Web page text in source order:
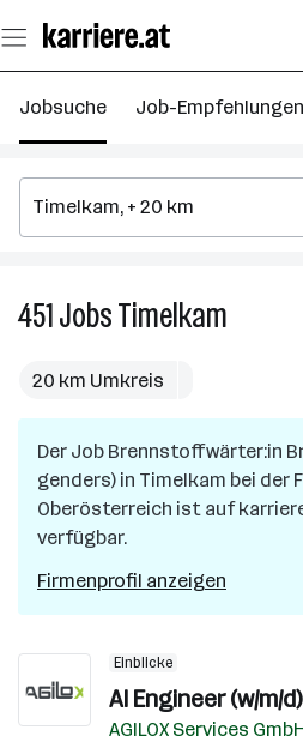
Seiteninhalt
springen
Jobsuche Job-Empfehlungen
451JobsTimelkam
20 km Umkreis
Der Job Brennstoffwärter:in
genders) in Timelkam bei der
Oberösterreich ist auf
verfügbar.
Firmenprofil anzeigen
Einblicke
AI Engineer (w/m/d)
AGILOX Services